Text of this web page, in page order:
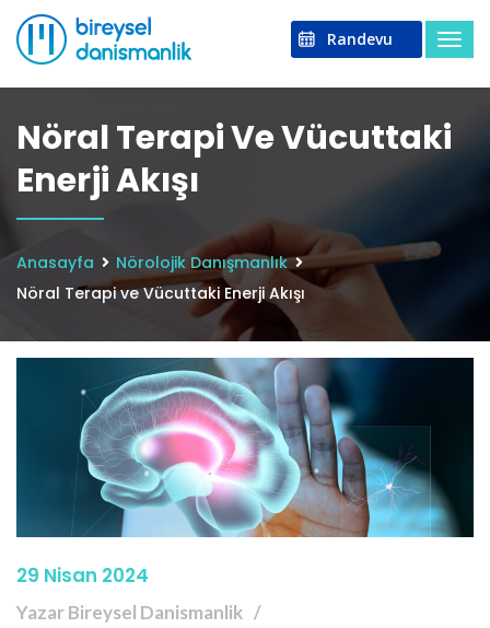
Randevu
Nöral Terapi Ve Vücuttaki
Enerji Akışı
Anasayfa
Nörolojik Danışmanlık
Nöral Terapi ve Vücuttaki Enerji Akışı
29 Nisan 2024
Yazar Bireysel Danismanlik